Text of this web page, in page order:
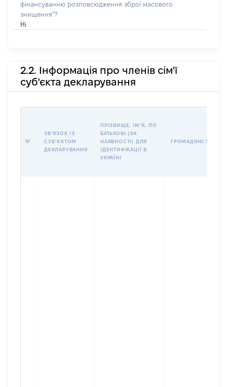
фінансуванню розповсюдження зброї масового
знищення"?
Ні
2.2. Інформація про членів сім'ї
суб'єкта декларування
№
ЗВʼЯЗОК ІЗ
СУБʼЄКТОМ
ДЕКЛАРУВАННЯ
ПРІЗВИЩЕ, ІМʼЯ, ПО
БАТЬКОВІ (ЗА
НАЯВНОСТІ) ДЛЯ
ІДЕНТИФІКАЦІЇ В
УКРАЇНІ
ГРОМАДЯНСТВО